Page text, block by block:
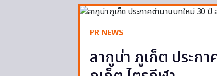
PR NEWS
ลากูน่า ภูเก็ต ประก